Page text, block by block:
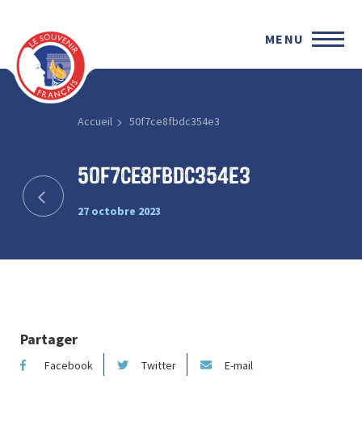
MENU
Accueil 50f7ce8fbdc354e3
50f7ce8fbdc354e3
27 octobre 2023
Partager
Facebook Twitter E-mail